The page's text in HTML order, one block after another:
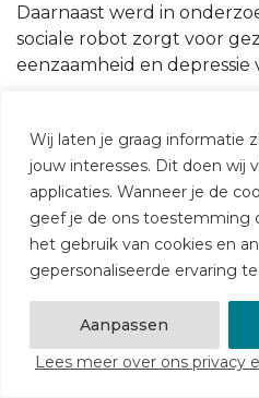
Wij laten je graag informatie
jouw interesses. Dit doen wij
applicaties. Wanneer je de
geef je de ons toestemming
het gebruik van cookies en
gepersonaliseerde ervaring
Aanpassen
Lees meer over ons privacy
Daarnaast werd in
sociale robot zorgt voor
eenzaamheid en depressie
maaltijden overslaan
eerder onderzoek is
mogelijkheden die
zagen om een robot te
voedingsondersteuning. 15
volgende thema’s naar
robot, kenmerken van de
en financiering. Deze
dit onderzoek. Daarnaast